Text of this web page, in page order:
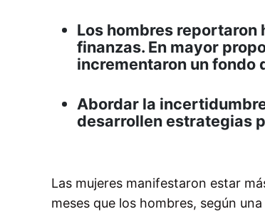
Los hombres reportaron
finanzas. En mayor
incrementaron un fondo
Abordar la
desarrollen estrategias
Las mujeres manifestaron estar
meses que los hombres, según